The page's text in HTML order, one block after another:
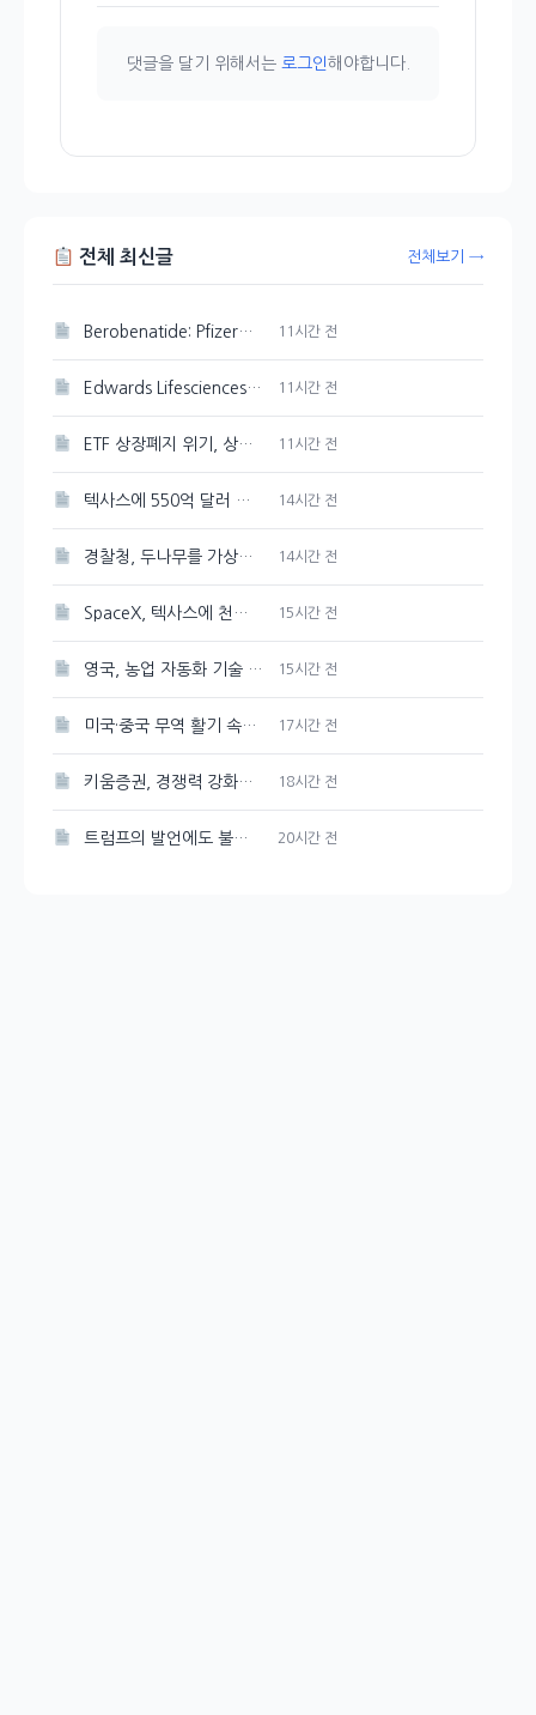
댓글을 달기 위해서는 로그인해야합니다.
전체 최신글 전체보기 →
Berobenatide: Pfizer의 체중 감량 신약 경쟁력 분석 11시간 전
Edwards Lifesciences 주가 강세 지속, 89.33달러 기록 11시간 전
ETF 상장폐지 위기, 상관계수 미달 심화 11시간 전
텍사스에 550억 달러 규모의 반도체 공장을 Tesla와 SpaceX가 건설한다 14시간 전
경찰청, 두나무를 가상자산 보관·관리 사업자로 선정 14시간 전
SpaceX, 텍사스에 천연가스 발전소 건설 계획 발표 15시간 전
영국, 농업 자동화 기술 및 로봇에 2천만 파운드 투자 유치 15시간 전
미국·중국 무역 활기 속에 3일 연속 강세 보인 대두 17시간 전
키움증권, 경쟁력 강화를 위한 매도대금 담보대출 금리 인하 18시간 전
트럼프의 발언에도 불구하고 시장은 여전히 강세, 그 배경은? 20시간 전